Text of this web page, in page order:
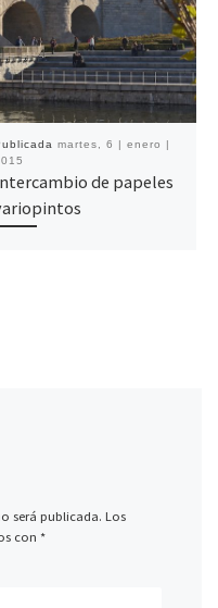
martes, 6 | enero |
de papeles
será publicada. Los
con *